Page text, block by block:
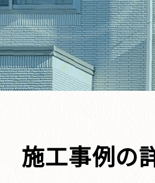
施工事例の